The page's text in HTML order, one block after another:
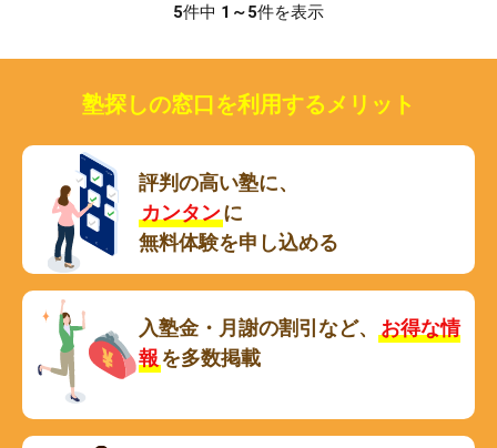
5件中 1～5件を表示
塾探しの窓口を利用するメリット
評判の高い塾に、
カンタンに
無料体験を申し込める
入塾金・月謝の割引など、
お得な情
報を多数掲載